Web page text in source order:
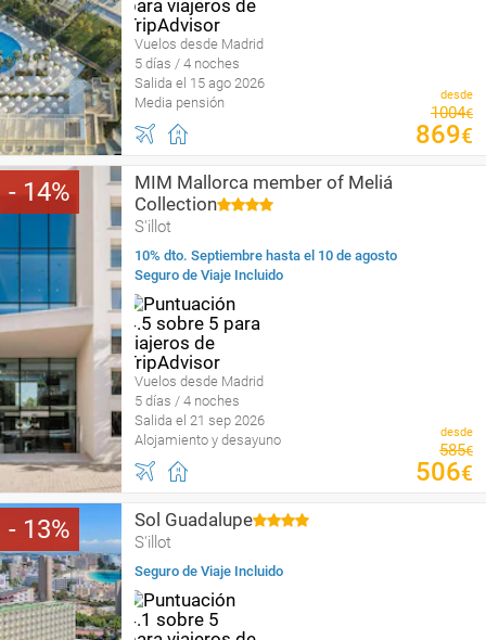
Vuelos desde Madrid
5 días / 4 noches
Salida el 15 ago 2026
Media pensión
desde
1004€
869€
14
MIM Mallorca member of Meliá
Collection
S'illot
10% dto. Septiembre hasta el 10 de agosto
Seguro de Viaje Incluido
Vuelos desde Madrid
5 días / 4 noches
Salida el 21 sep 2026
Alojamiento y desayuno
desde
585€
506€
13 Sol Guadalupe
S'illot
Seguro de Viaje Incluido